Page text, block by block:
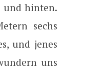
und hinten.
sechs
und jenes
uns